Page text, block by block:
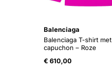
Balenciaga
Balenciaga T-shirt met
capuchon – Roze
€ 610,00